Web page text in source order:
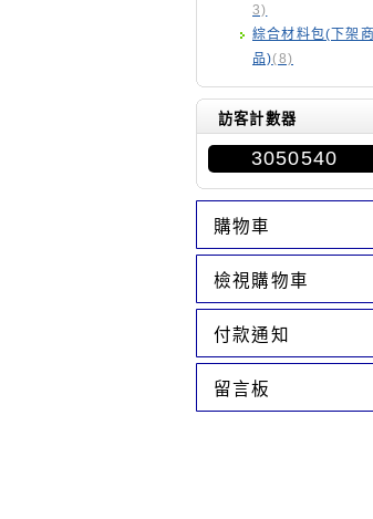
3)
綜合材料包(下架商
品)(8)
訪客計數器
3050540
購物車
檢視購物車
付款通知
留言板